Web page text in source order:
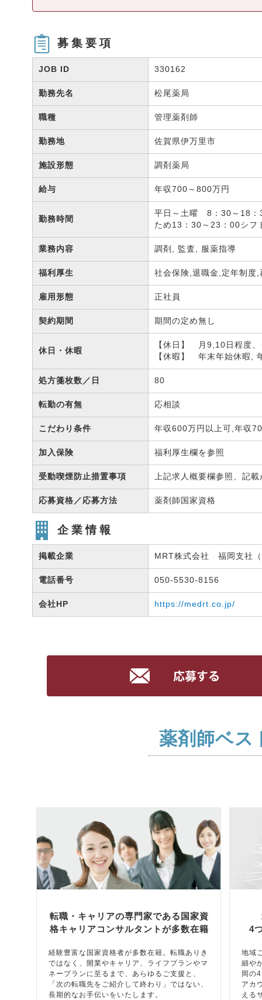
募集要項
JOB ID 330162
勤務先名 松尾薬局
職種 管理薬剤師
勤務地 佐賀県伊万里市
施設形態 調剤薬局
給与 年収700～800万円
勤務時間
平日～土曜 8：30～18
ため13：30～23：00シフ
業務内容 調剤, 監査, 服薬指導
福利厚生 社会保険,退職金,定年制度
雇用形態 正社員
契約期間 期間の定め無し
休日・休暇
【休日】 月9,10日程度
【休暇】 年末年始休暇,
処方箋枚数／日 80
転勤の有無 応相談
こだわり条件 年収600万円以上可,年収
加入保険 福利厚生欄を参照
受動喫煙防止措置事項 上記求人概要欄参照、記
応募資格／応募方法 薬剤師国家資格
企業情報
掲載企業 MRT株式会社 福岡支社
電話番号 050-5530-8156
会社HP https://medrt.co.jp/
薬剤師ベス
転職・キャリアの専門家である国家資
格キャリアコンサルタントが多数在籍
経験豊富な国家資格者が多数在籍。転職ありき
ではなく、開業やキャリア、ライフプランやマ
ネープランに至るまで、あらゆるご支援と、
「次の転職先をご紹介して終わり」ではない、
長期的なお手伝いをいたします。
4
地域
細や
岡の
アカ
える